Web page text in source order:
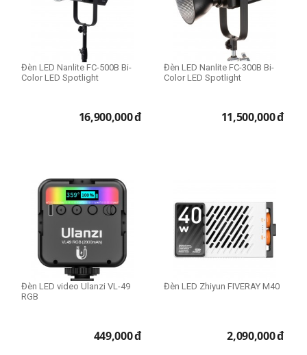
Đèn LED Nanlite FC-500B Bi-
Color LED Spotlight
16,900,000đ
Đèn LED Nanlite FC-300B Bi-
Color LED Spotlight
11,500,000đ
Đèn LED video Ulanzi VL-49
RGB
449,000đ
Đèn LED Zhiyun FIVERAY M40
2,090,000đ